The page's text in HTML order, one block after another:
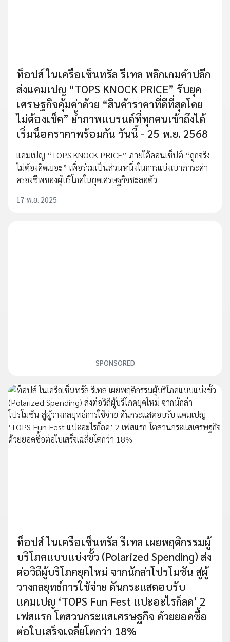
ท็อปส์ ในเครือเซ็นทรัล รีเทล พลิกเกมค้าปลีก
ส่งแคมเปญ “TOPS KNOCK PRICE” รับยุค
เศรษฐกิจคุ้มค่าด้วย “สินค้าราคาที่ดีที่สุดโดย
ไม่ต้องเช็ค” ย้ำภาพแบรนด์ที่ทุกคนเข้าถึงได้
เริ่มน็อคราคาพร้อมกัน วันนี้ - 25 พ.ย. 2568
แคมเปญ “TOPS KNOCK PRICE” ภายใต้คอนเซ็ปต์ “ถูกจริง
ไม่ต้องคิดเยอะ” เพื่อร่วมเป็นส่วนหนึ่งในการแบ่งเบาภาระค่า
ครองชีพของผู้บริโภคในยุคเศรษฐกิจชะลอตัว
17 พ.ย. 2025
SPONSORED
ท็อปส์ ในเครือเซ็นทรัล รีเทล เผยพฤติกรรมผู้
บริโภคแบบแบ่งขั้ว (Polarized Spending) ส่ง
ต่อวิถีผู้บริโภคยุคใหม่ จากนักล่าโปรโมชัน สู่ผู้
วางกลยุทธ์การใช้จ่าย ดันกระแสตอบรับ
แคมเปญ ‘TOPS Fun Fest แปะอะไรก็ลด’ 2
เฟสแรก โตสวนกระแสเศรษฐกิจ ด้วยยอดซื้อ
ต่อใบเสร็จเฉลี่ยโตกว่า 18%